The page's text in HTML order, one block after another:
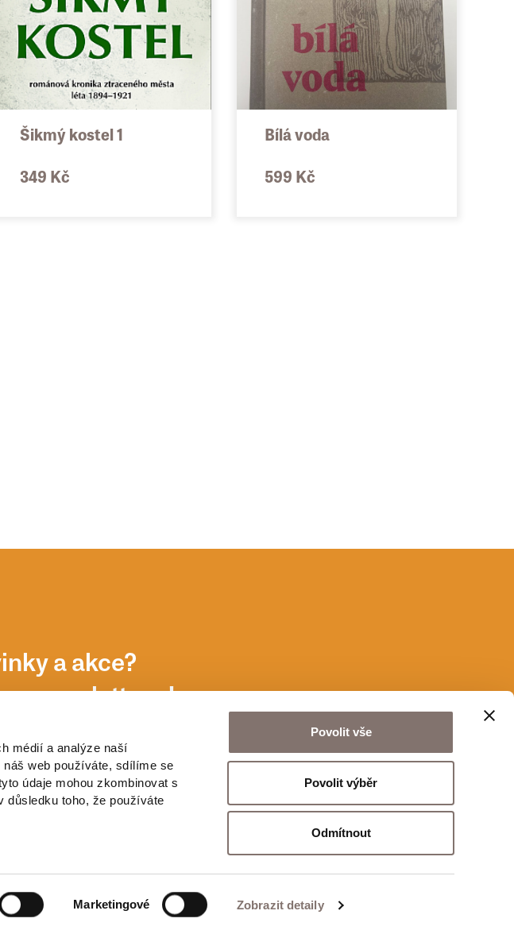
médií a analýze naší
web používáte, sdílíme se
údaje mohou zkombinovat s
důsledku toho, že používáte
Marketingové Zobrazit detaily
Povolit vše
Povolit výběr
Odmítnout
Šikmý kostel 1
349 Kč
Bílá voda
599 Kč
a akce?
newsletteru!